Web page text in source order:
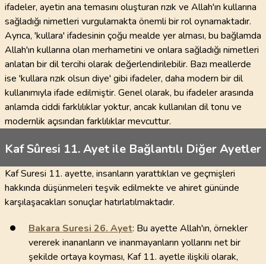
ifadeler, ayetin ana temasını oluşturan rızık ve Allah'ın kullarına
sağladığı nimetleri vurgulamakta önemli bir rol oynamaktadır.
Ayrıca, 'kullara' ifadesinin çoğu mealde yer alması, bu bağlamda
Allah'ın kullarına olan merhametini ve onlara sağladığı nimetleri
anlatan bir dil tercihi olarak değerlendirilebilir. Bazı meallerde
ise 'kullara rızık olsun diye' gibi ifadeler, daha modern bir dil
kullanımıyla ifade edilmiştir. Genel olarak, bu ifadeler arasında
anlamda ciddi farklılıklar yoktur, ancak kullanılan dil tonu ve
modernlik açısından farklılıklar mevcuttur.
Kaf Sûresi 11. Ayet ile Bağlantılı Diğer Ayetler
Kaf Suresi 11. ayette, insanların yarattıkları ve geçmişleri
hakkında düşünmeleri teşvik edilmekte ve ahiret gününde
karşılaşacakları sonuçlar hatırlatılmaktadır.
Bakara Suresi 26. Ayet: Bu ayette Allah'ın, örnekler
vererek inananların ve inanmayanların yollarını net bir
şekilde ortaya koyması, Kaf 11. ayetle ilişkili olarak,